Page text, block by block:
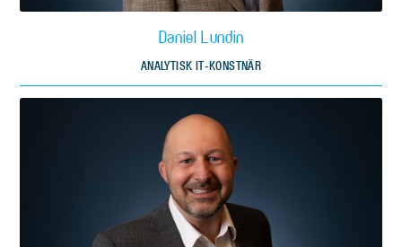
Daniel Lundin
ANALYTISK IT-KONSTNÄR